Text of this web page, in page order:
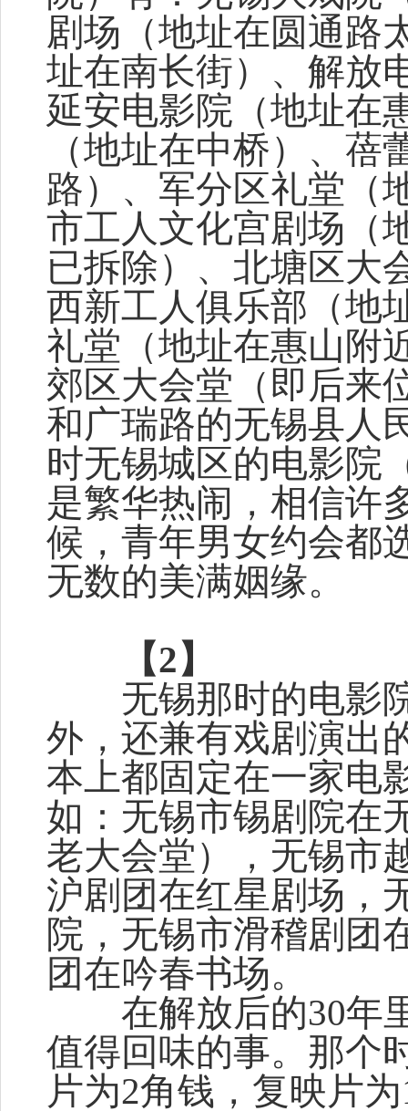
剧场（地址在圆通路
址在南长街）、解放
延安电影院（地址在
（地址在中桥）、
路）、军分区礼堂（
市工人文化宫剧场（
已拆除）、北塘区大
西新工人俱乐部（地
礼堂（地址在惠山附
郊区大会堂（即后来
和广瑞路的无锡县人
时无锡城区的电影院
是繁华热闹，相信许
候，青年男女约会都
无数的美满姻缘。
【2】
无锡那时的电影院
外，还兼有戏剧演出
本上都固定在一家电
如：无锡市锡剧院在
老大会堂），无锡市
沪剧团在红星剧场，
院，无锡市滑稽剧团
团在吟春书场。
在解放后的30年里
值得回味的事。那个
片为2角钱，复映片